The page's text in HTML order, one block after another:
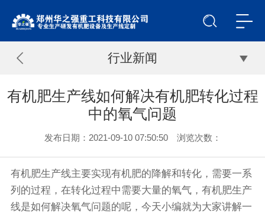
行业新闻
有机肥生产线如何解决有机肥转化过程
中的氧气问题
发布日期：2021-09-10 07:50:50 浏览次数：
有机肥生产线主要实现有机肥的降解和转化，需要一系
列的过程，在转化过程中需要大量的氧气，有机肥生产
线是如何解决氧气问题的呢，今天小编就为大家讲解一